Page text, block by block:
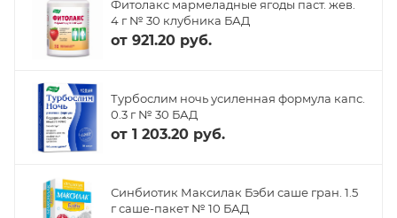
Фитолакс мармеладные ягоды паст. жев.
4 г № 30 клубника БАД
от 921.20 руб.
Турбослим ночь усиленная формула капс.
0.3 г № 30 БАД
от 1 203.20 руб.
Синбиотик Максилак Бэби саше гран. 1.5
г саше-пакет № 10 БАД